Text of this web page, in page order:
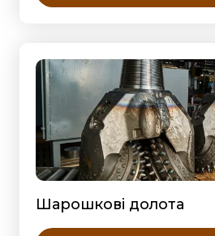
Шарошкові долота